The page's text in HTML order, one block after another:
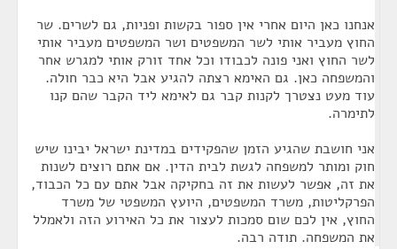
אנחנו כאן היום אחרי אין ספור בקשות ופניות, גם לשרים. שר
החוץ מעביר אותי לשר המשפטים ושר המשפטים מעביר אותי
לשר החוץ ואני פונה לכבודו וכל אחד זורק אותי למגרש אחר
והמשפחה כאן. גם האימא רצתה להגיע אבל היא כבר חולה.
עוד מעט נצטרך לקנות קבר גם לאימא ליד הקבר שהם קנו
לתימרה.
אני חושבת שהגיע הזמן שהפקידים במדינת ישראל יבינו שיש
חוק ומותר למשפחה לגשת לבית הדין. אם אתם רוצים לשנות
את זה, אפשר לעשות את זה בחקיקה אבל אתם עם כל הכבוד,
הפרקליטות, משרד המשפטים, היועץ המשפטי של משרד
החוץ, אין לכם שום סמכות לעצור את כל האירוע הזה ולאמלל
את המשפחה. תודה רבה.